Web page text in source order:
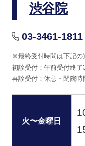
渋谷院
03-3461-1811
※最終受付時間は下記の
初診受付：午前受付終
再診受付：休憩・閉院時
火〜金曜日